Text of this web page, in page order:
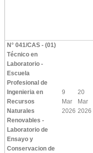
N° 041/CAS - (01)
Técnico en
Laboratorio -
Escuela
Profesional de
Ingenieria en
Recursos
Naturales
Renovables -
Laboratorio de
Ensayo y
Conservacion de
9
Mar
2026
20
Mar
2026